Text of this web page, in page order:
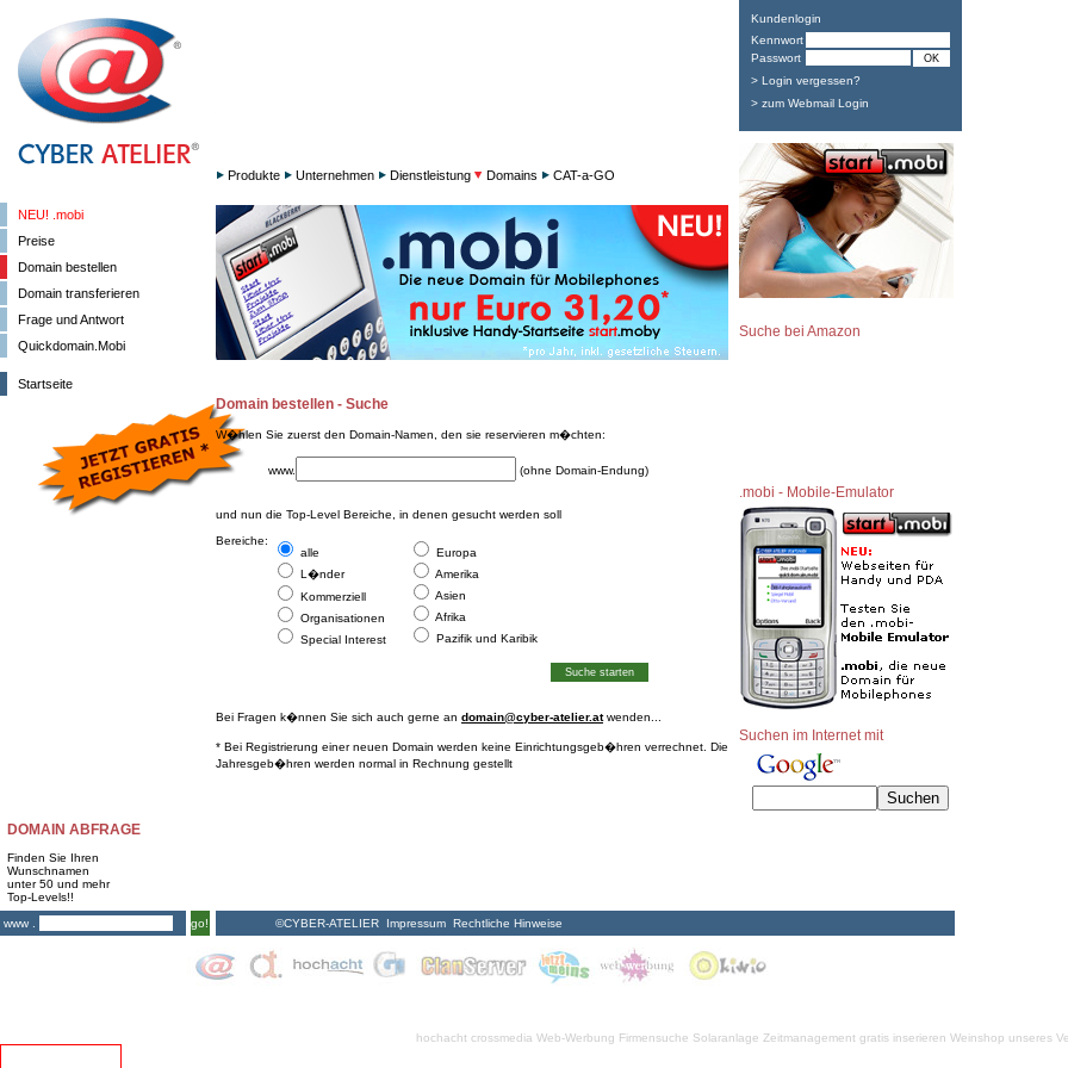
NEU! .mobi
Preise
Domain bestellen
Domain transferieren
Frage und Antwort
Quickdomain.Mobi
Startseite
DOMAIN ABFRAGE
Finden Sie Ihren
Wunschnamen
unter 50 und mehr
Top-Levels!!
www .
go!
Produkte Unternehmen Dienstleistung Domains CAT-a-GO
Domain bestellen - Suche
W�hlen Sie zuerst den Domain-Namen, den sie reservieren m�chten:
www. (ohne Domain-Endung)
und nun die Top-Level Bereiche, in denen gesucht werden soll
Bereiche:
alle
L�nder
Kommerziell
Organisationen
Special Interest
Europa
Amerika
Asien
Afrika
Pazifik und Karibik
Bei Fragen k�nnen Sie sich auch gerne an domain@cyber-atelier.atwenden...
* Bei Registrierung einer neuen Domain werden keine Einrichtungsgeb�hren verrechnet. Die
Jahresgeb�hren werden normal in Rechnung gestellt
©CYBER-ATELIER Impressum Rechtliche Hinweise
Kundenlogin
Kennwort
Passwort
> Login vergessen?
> zum Webmail Login
Suche bei Amazon
.mobi - Mobile-Emulator
Suchen im Internet mit
hochacht crossmedia Web-Werbung Firmensuche Solaranlage Zeitmanagement gratis inserieren Weinshop unseres